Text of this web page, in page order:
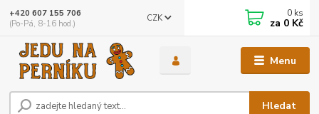
Menu
CZK
Hledat
+420 607 155 706
(Po-Pá, 8-16 hod.)
0 ks
za 0 Kč